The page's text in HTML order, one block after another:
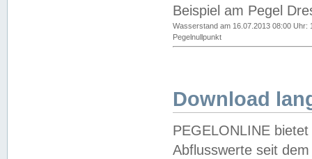
Beispiel am Pegel
Wasserstand am 16.07.2013 08:00 Uhr:
Pegelnullpunkt
Download
PEGELONLINE
Abflusswerte seit